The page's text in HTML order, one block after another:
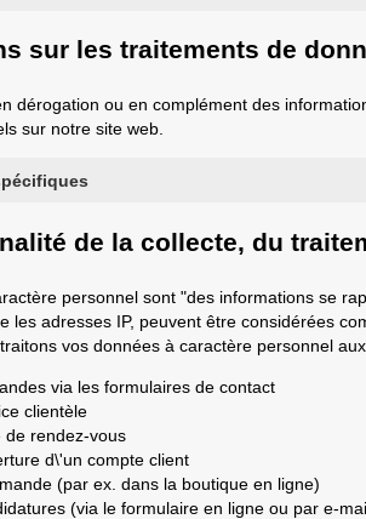
sur les traitements de
dérogation ou en complément des
sur notre site web.
de la collecte, du
personnel sont "des informations se
les adresses IP, peuvent être considérées
vos données à caractère personnel
via les formulaires de contact
clientèle
de rendez-vous
d\'un compte client
(par ex. dans la boutique en ligne)
(via le formulaire en ligne ou par e-